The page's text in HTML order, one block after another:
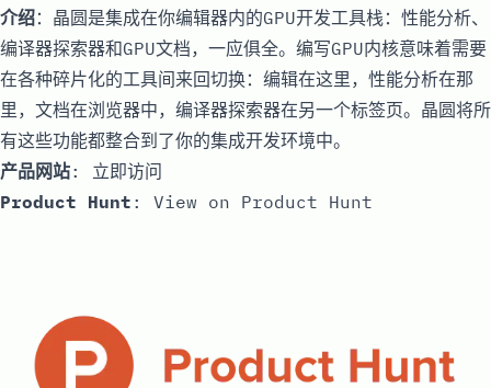
介绍：晶圆是集成在你编辑器内的GPU开发工具栈：性能分析、
编译器探索器和GPU文档，一应俱全。编写GPU内核意味着需要
在各种碎片化的工具间来回切换：编辑在这里，性能分析在那
里，文档在浏览器中，编译器探索器在另一个标签页。晶圆将所
有这些功能都整合到了你的集成开发环境中。
产品网站: 立即访问
Product Hunt : View on Product Hunt